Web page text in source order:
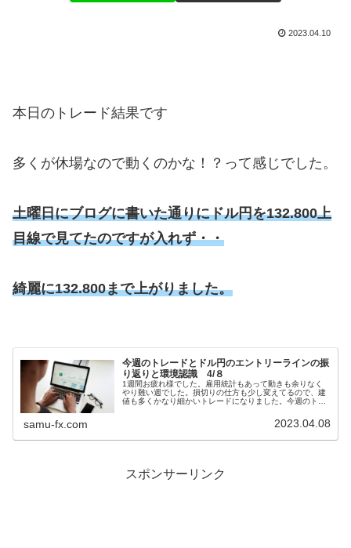
2023.04.10
本日のトレード結果です
多くが休場なので動くのかな！？って感じでした。
土曜日にブログに書いた通りにドル円を132.800上
目線で見てたのですが入れず・・
綺麗に132.800まで上がりました。
今週のトレードとドル円のエントリーラインの振
り返りと環境認識 4/８
1週間お疲れ様でした。雇用統計もあって動きも余りなく
やり難い週でした。損切りの仕方も少し変えてるので、建
値も多くかなり細かいトレードになりました。今週のトレ
samu-fx.com 2023.04.08
スポンサーリンク